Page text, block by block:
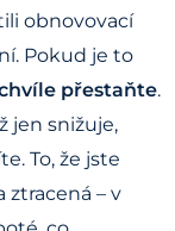
obnovovací
Pokud je to
přestaňte.
jen snižuje,
To, že jste
ztracená – v